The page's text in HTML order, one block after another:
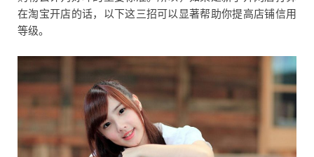
在淘宝开店的话，以下这三招可以显著帮助你提高店铺信用
等级。